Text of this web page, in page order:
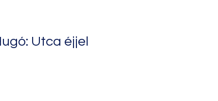
Utca éjjel